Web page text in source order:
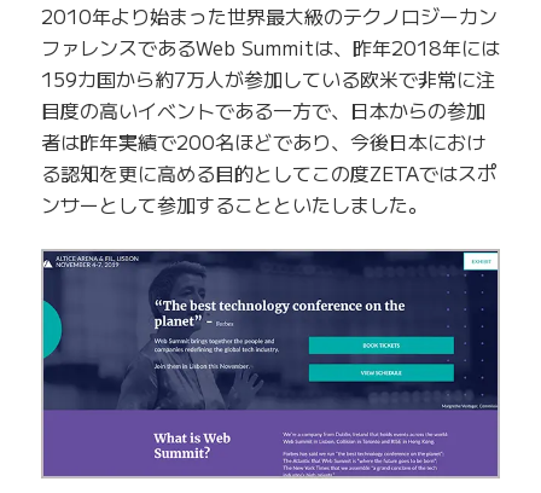
2010年より始まった世界最大級のテクノロジーカン
ファレンスであるWeb Summitは、昨年2018年には
159カ国から約7万人が参加している欧米で非常に注
目度の高いイベントである一方で、日本からの参加
者は昨年実績で200名ほどであり、今後日本におけ
る認知を更に高める目的としてこの度ZETAではスポ
ンサーとして参加することといたしました。